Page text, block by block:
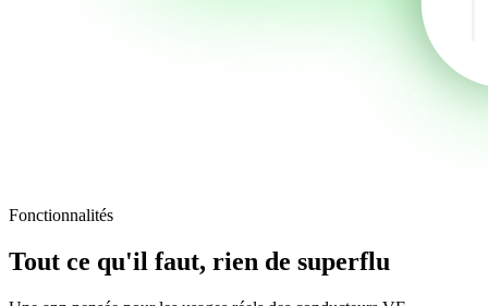
Fonctionnalités
Tout ce qu'il faut, rien de superflu